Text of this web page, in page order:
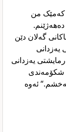
کەمێک من
گەلان دێن
یەزدانی
یەزدانی
شکۆمەندی
ئەوە